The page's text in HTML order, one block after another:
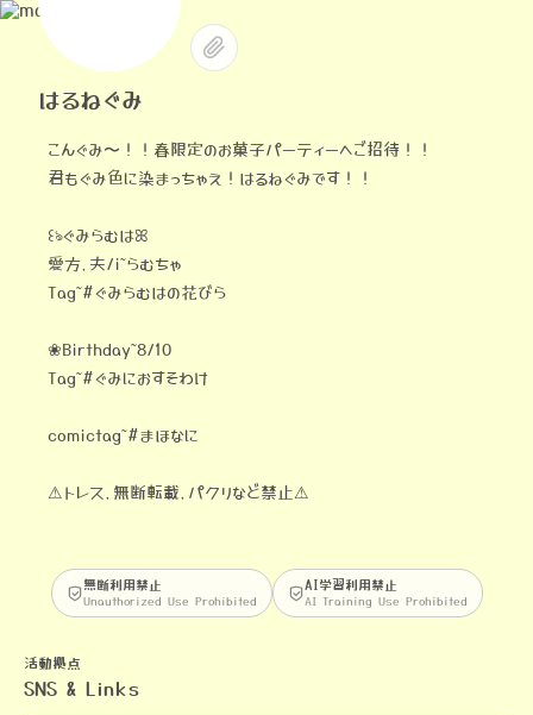
はるねぐみ
こんぐみ〜！！春限定のお菓子パーティーへご招待！！
君もぐみ色に染まっちゃえ！はるねぐみです！！
꒰ঌぐみらむはꕤ
愛方,夫/i˜‎らむちゃ
Tag˜#ぐみらむはの花びら
❀Birthday˜8/10
Tag˜#ぐみにおすそわけ
comictag˜#まほなに
⚠トレス,無断転載,パクリ‪など禁止⚠
無断利用禁止
Unauthorized Use Prohibited
AI学習利用禁止
AI Training Use Prohibited
活動拠点
SNS & Links